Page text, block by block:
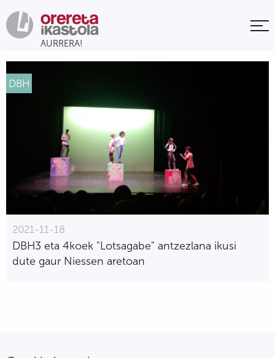
DBH
2021-11-18
DBH3 eta 4koek "Lotsagabe" antzezlana ikusi
dute gaur Niessen aretoan